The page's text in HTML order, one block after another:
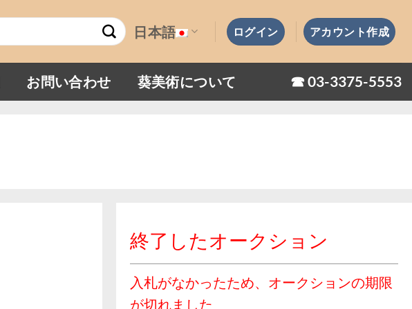
日本語 ログイン アカウント作成
お問い合わせ 葵美術について ☎︎ 03-3375-5553
終了したオークション
入札がなかったため、オークションの期限
が切れました